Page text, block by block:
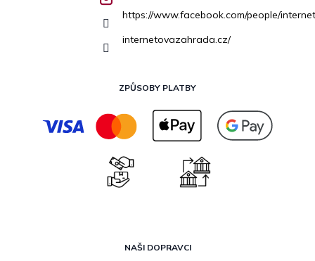
https://www.facebook.com/people/
internetovazahrada.cz/
ZPŮSOBY PLATBY
NAŠI DOPRAVCI